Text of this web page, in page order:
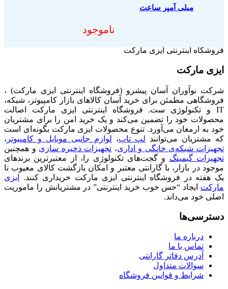
میلی آمپر ساعت
ناموجود
فروشگاه اینترنتی ایزی مارکت
ایزی مارکت
شرکت نوآوران آسان پیشرو (فروشگاه اینترنتی ایزی مارکت) ،
فروشگاهی مطمئن برای خرید آسان کالاهای بازار کامپیوتر، شبکه،
IT و تکنولوژی ست. فروشگاه اینترنتی ایزی مارکت اصالت
محصولات خود را تضمین می‌کند و یک خرید امن را برای مشتریان
خود به ارمغان می‌آورد. تنوع محصولات ایزی مارکت بگونه‌ای است
که مشتریان می‌توانند لپ تاپ، لوازم جانبی موبایل و کامپیوتر ،
تجهیزات شبکه‌ی خانگی و اداری، تجهیزات ذخیره سازی و همچنین
تجهیزات گیمینگ و گجت‌های تکنولوژی را، از معتبرترین برندهای
موجود در بازار، با گارانتی معتبر و امکان بازگشت کالای معیوب تا
یک هفته در فروشگاه اینترنتی ایزی مارکت خریداری کنند.
ایزی
مارکت ایجاد “حس خوب خرید اینترنتی” در مشتریانش را ماموریت
اصلی خود می‌داند.
دسترسی‌ها
درباره ما
تماس با ما
آدرس دفاتر گارانتی
سوالات متداول
شرایط و قوانین فروشگاه